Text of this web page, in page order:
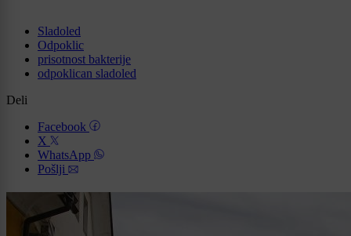
Sladoled
Odpoklic
prisotnost bakterije
odpoklican sladoled
Deli
Facebook
X
WhatsApp
Pošlji